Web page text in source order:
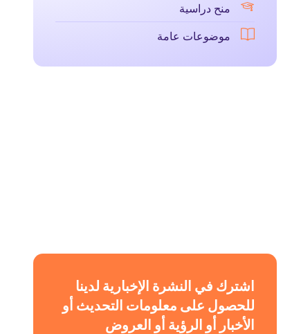
منح دراسية
موضوعات عامة
اشترك في النشرة الإخبارية لدينا
للحصول على معلومات التحديث أو
الأخبار أو الرؤية أو العروض